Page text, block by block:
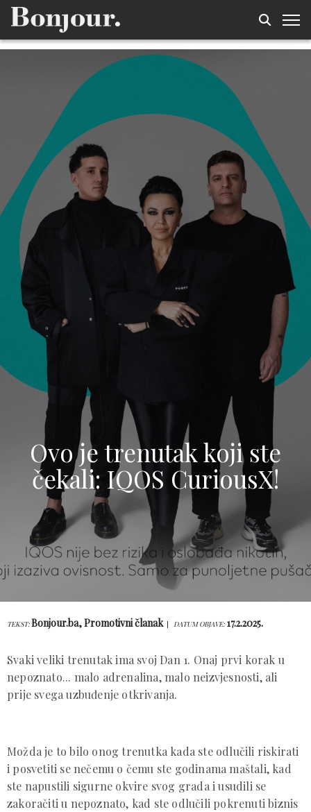
Ovo je trenutak koji ste
čekali: IQOS CuriousX!
TEKST:Bonjour.ba, Promotivni članak DATUM OBJAVE: 17.2.2025.
Svaki veliki trenutak ima svoj Dan 1. Onaj prvi korak u
nepoznato... malo adrenalina, malo neizvjesnosti, ali
prije svega uzbuđenje otkrivanja.
Možda je to bilo onog trenutka kada ste odlučili riskirati
i posvetiti se nečemu o čemu ste godinama maštali, kad
ste napustili sigurne okvire svog grada i usudili se
zakoračiti u nepoznato, kad ste odlučili pokrenuti biznis